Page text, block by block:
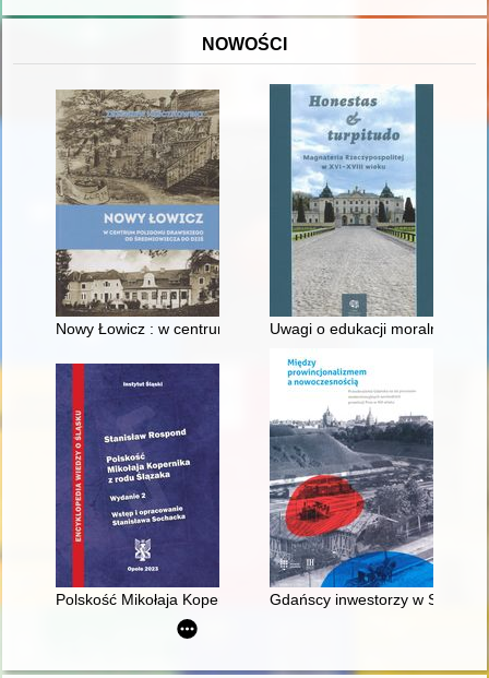
NOWOŚCI
Nowy Łowicz : w centrum poligonu drawskiego od
Uwagi o edukacji moralnej
Polskość Mikołaja Kopernika z rodu Ślązaka
Gdańscy inwestorzy w